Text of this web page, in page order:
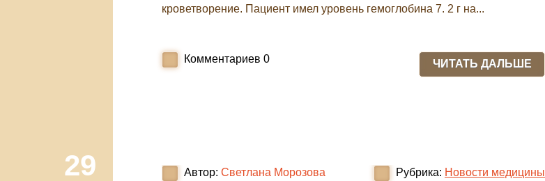
кроветворение. Пациент имел уровень гемоглобина 7. 2 г на...
Комментариев 0 ЧИТАТЬ ДАЛЬШЕ
Автор: Светлана Морозова Рубрика: Новости медицины
29